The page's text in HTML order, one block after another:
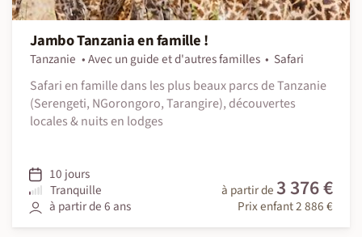
Jambo Tanzania en famille !
Tanzanie Avec un guide et d'autres familles
Safari
Safari en famille dans les plus beaux parcs de Tanzanie
(Serengeti, NGorongoro, Tarangire), découvertes
locales & nuits en lodges
10 jours
Tranquille
à partir de 6 ans
à partir de 3 376 €
Prix enfant 2 886 €